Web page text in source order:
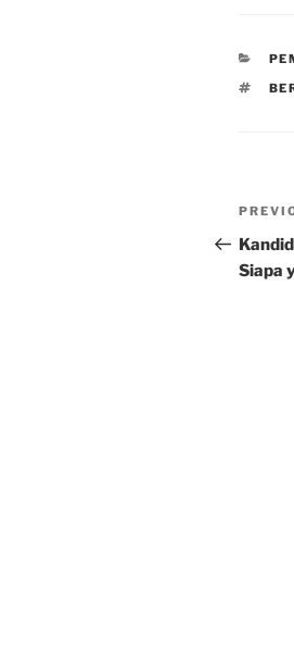
Post
Post
Siapa